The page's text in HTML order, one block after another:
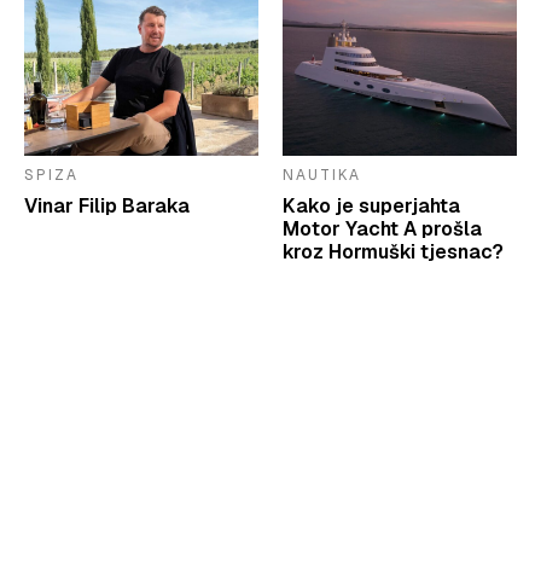
SPIZA
Vinar Filip Baraka
NAUTIKA
Kako je superjahta
Motor Yacht A prošla
kroz Hormuški tjesnac?